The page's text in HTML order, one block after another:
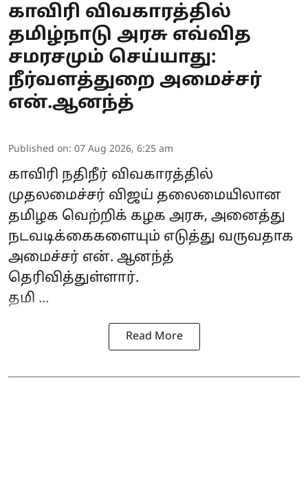
காவிரி விவகாரத்தில்
தமிழ்நாடு அரசு எவ்வித
சமரசமும் செய்யாது:
நீர்வளத்துறை அமைச்சர்
என்.ஆனந்த்
Published on: 07 Aug 2026, 6:25 am
காவிரி நதிநீர் விவகாரத்தில்
முதலமைச்சர் விஜய் தலைமையிலான
தமிழக வெற்றிக் கழக அரசு, அனைத்து
நடவடிக்கைகளையும் எடுத்து வருவதாக
அமைச்சர் என். ஆனந்த்
தெரிவித்துள்ளார்.
தமி ...
Read More